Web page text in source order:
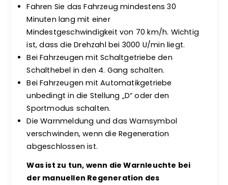
Fahren Sie das Fahrzeug mindestens 30
Minuten lang mit einer
Mindestgeschwindigkeit von 70 km/h. Wichtig
ist, dass die Drehzahl bei 3000 U/min liegt.
Bei Fahrzeugen mit Schaltgetriebe den
Schalthebel in den 4. Gang schalten.
Bei Fahrzeugen mit Automatikgetriebe
unbedingt in die Stellung „D“ oder den
Sportmodus schalten.
Die Warnmeldung und das Warnsymbol
verschwinden, wenn die Regeneration
abgeschlossen ist.
Was ist zu tun, wenn die Warnleuchte bei
der manuellen Regeneration des